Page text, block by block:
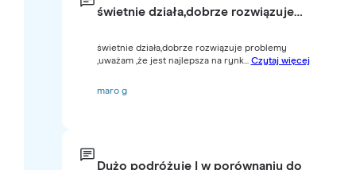
świetnie działa,dobrze rozwiązuje…
świetnie działa,dobrze rozwiązuje problemy
,uważam ,że jest najlepsza na rynk... Czytaj więcej
maro g
Dużo podróżuje I w porównaniu do